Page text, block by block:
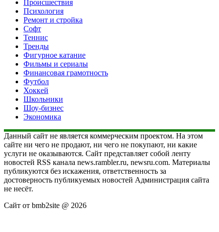
Происшествия
Психология
Ремонт и стройка
Софт
Теннис
Тренды
Фигурное катание
Фильмы и сериалы
Финансовая грамотность
Футбол
Хоккей
Школьники
Шоу-бизнес
Экономика
Данный сайт не является коммерческим проектом. На этом
сайте ни чего не продают, ни чего не покупают, ни какие
услуги не оказываются. Сайт представляет собой ленту
новостей RSS канала news.rambler.ru, newsru.com. Материалы
публикуются без искажения, ответственность за
достоверность публикуемых новостей Администрация сайта
не несёт.
Сайт от bmb2site @ 2026